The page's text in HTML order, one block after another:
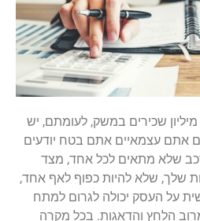
במדינת ישראל ישנם כ 3.4 מיליון שכירים במשק, לעומתם, יש
אם אתם עצמאיים אתם בטח יודעים
שלא מתאים לכל אחד, מצד
שלך, שלא להיות כפוף לאף אחד,
על העסק יכולה לגרום למתח
מרוב הלחץ והדאגות. בכל מקרה